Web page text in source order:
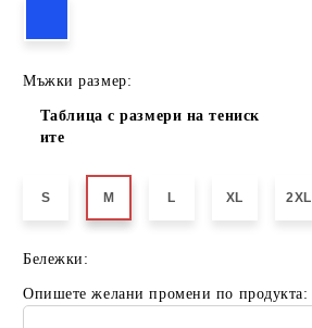
Мъжки размер:
Таблица с размери на тениск
ите
S M L XL 2XL
Бележки:
Опишете желани промени по продукта: